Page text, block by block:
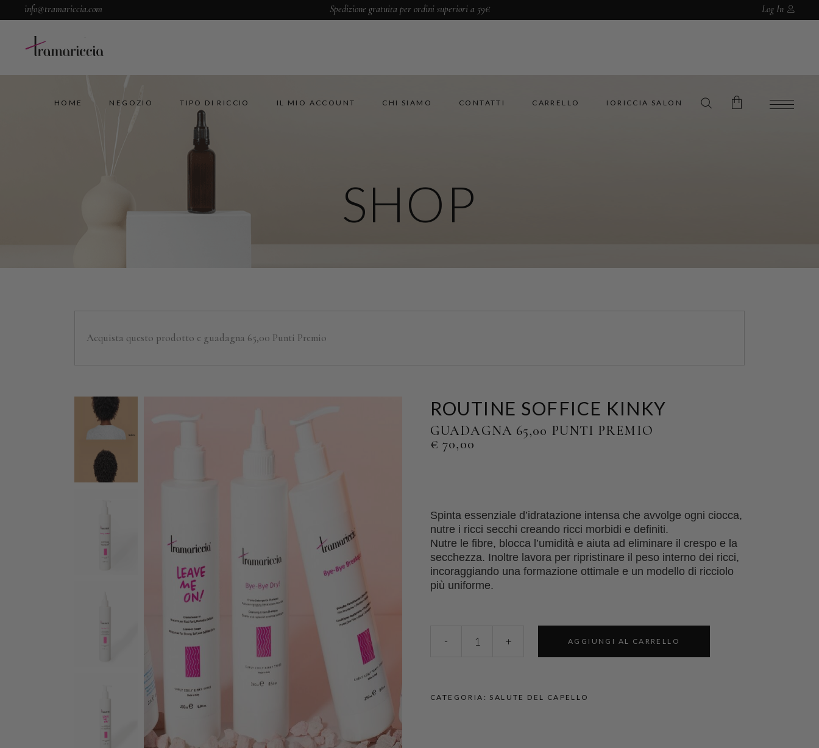
info@tramariccia.com Spedizione gratuita per ordini superiori a 59€ Log In
HOME NEGOZIO TIPO DI RICCIO IL MIO ACCOUNT CHI SIAMO CONTATTI CARRELLO IORICCIA SALON
SHOP
Acquista questo prodotto e guadagna 65,00 Punti Premio
ROUTINE SOFFICE KINKY
GUADAGNA 65,00 PUNTI PREMIO
€ 70,00
Spinta essenziale d’idratazione intensa che avvolge ogni ciocca,
nutre i ricci secchi creando ricci morbidi e definiti.
Nutre le fibre, blocca l’umidità e aiuta ad eliminare il crespo e la
secchezza. Inoltre lavora per ripristinare il peso interno dei ricci,
incoraggiando una formazione ottimale e un modello di ricciolo
più uniforme.
- + AGGIUNGI AL CARRELLO
CATEGORIA: SALUTE DEL CAPELLO